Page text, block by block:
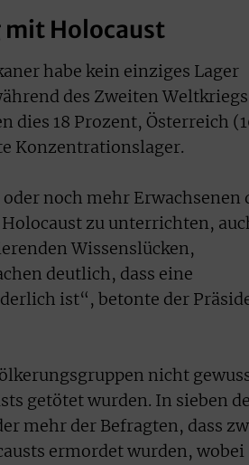
Holocaust
habe kein einziges Lager
des Zweiten Weltkriegs
dies 18 Prozent, Österreich
Konzentrationslager.
noch mehr Erwachsenen
zu unterrichten,
Wissenslücken,
deutlich, dass eine
ist“, betonte der
nicht
getötet wurden. In sieben
mehr der Befragten, dass
ermordet wurden, wobei